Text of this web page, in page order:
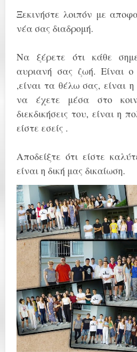
Ξεκινήστε λοιπόν με
νέα σας διαδρομή.
Να ξέρετε ότι κάθε
αυριανή σας ζωή. Είναι
,είναι τα θέλω σας, είναι
να έχετε μέσα στο
διεκδικήσεις του, είναι η
είστε εσείς .
Αποδείξτε ότι είστε
είναι η δική μας δικαίωση.